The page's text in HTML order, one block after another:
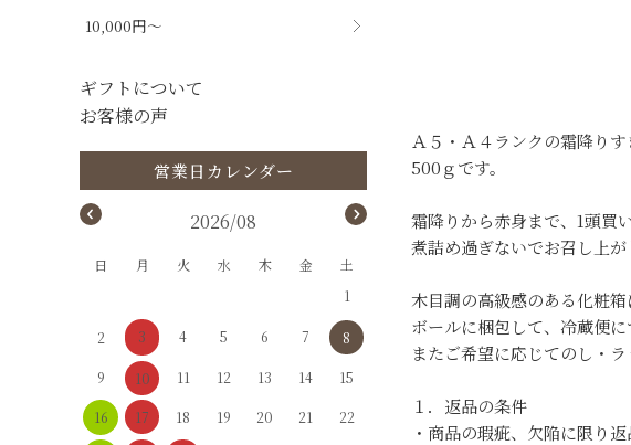
Ａ５・Ａ４ランクの霜降り
500ｇです。
霜降りから赤身まで、1頭買
煮詰め過ぎないでお召し上が
木目調の高級感のある化粧
ボールに梱包して、冷蔵便に
またご希望に応じてのし・
１．返品の条件
・商品の瑕疵、欠陥に限り
10,000円～
ギフトについて
お客様の声
2026/08
日 月 火 水 木 金
土
1
2 3 4 5 6 7 8
9 10 11 12 13 14 15
16 17 18 19 20 21 22